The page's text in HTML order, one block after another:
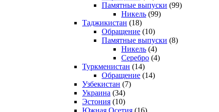
Памятные выпуски (99)
Никель (99)
Таджикистан (18)
Обращение (10)
Памятные выпуски (8)
Никель (4)
Серебро (4)
Туркменистан (14)
Обращение (14)
Узбекистан (7)
Украина (34)
Эстония (10)
Южная Осетия (16)